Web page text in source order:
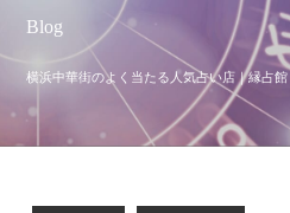
Blog
横浜中華街のよく当たる人気占い店｜縁占館